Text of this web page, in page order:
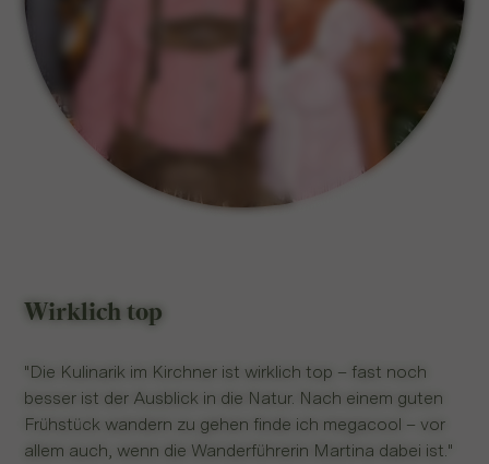
Wirklich top
"Die Kulinarik im Kirchner ist wirklich top – fast noch
besser ist der Ausblick in die Natur. Nach einem guten
Frühstück wandern zu gehen finde ich megacool – vor
allem auch, wenn die Wanderführerin Martina dabei ist."